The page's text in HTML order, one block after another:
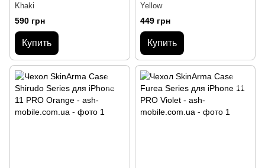
Khaki
590 грн
Купить
Yellow
449 грн
Купить